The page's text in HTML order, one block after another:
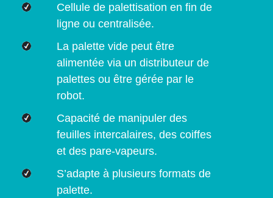
Cellule de palettisation en fin de
ligne ou centralisée.
La palette vide peut être
alimentée via un distributeur de
palettes ou être gérée par le
robot.
Capacité de manipuler des
feuilles intercalaires, des coiffes
et des pare-vapeurs.
S’adapte à plusieurs formats de
palette.